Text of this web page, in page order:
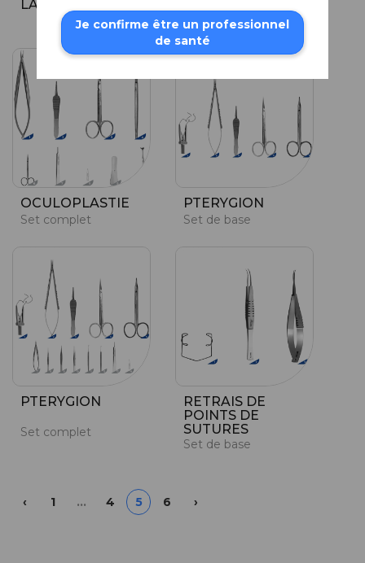
LASIK (avec M2)
Set de base
OCULOPLASTIE
Set complet
PTERYGION
Set de base
PTERYGION
Set complet
RETRAIS DE
POINTS DE
SUTURES
Set de base
‹Précédent
1 … 4 5 6 Suivant
›
Je confirme être un professionnel
de santé